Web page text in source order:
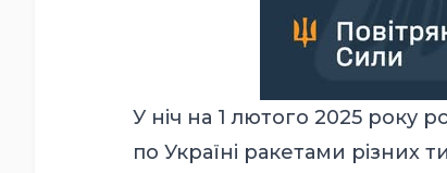
У ніч на 1 лютого 2025 року
по Україні ракетами різних